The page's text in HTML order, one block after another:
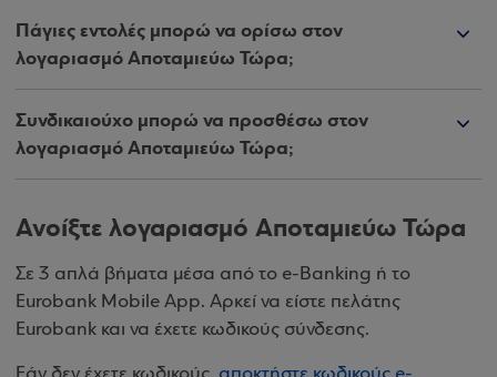
Πάγιες εντολές μπορώ να ορίσω στον
λογαριασμό Αποταμιεύω Τώρα;
Συνδικαιούχο μπορώ να προσθέσω στον
λογαριασμό Αποταμιεύω Τώρα;
Ανοίξτε λογαριασμό Αποταμιεύω Τώρα
Σε 3 απλά βήματα μέσα από το e-Banking ή το
Eurobank Mobile App. Αρκεί να είστε πελάτης
Eurobank και να έχετε κωδικούς σύνδεσης.